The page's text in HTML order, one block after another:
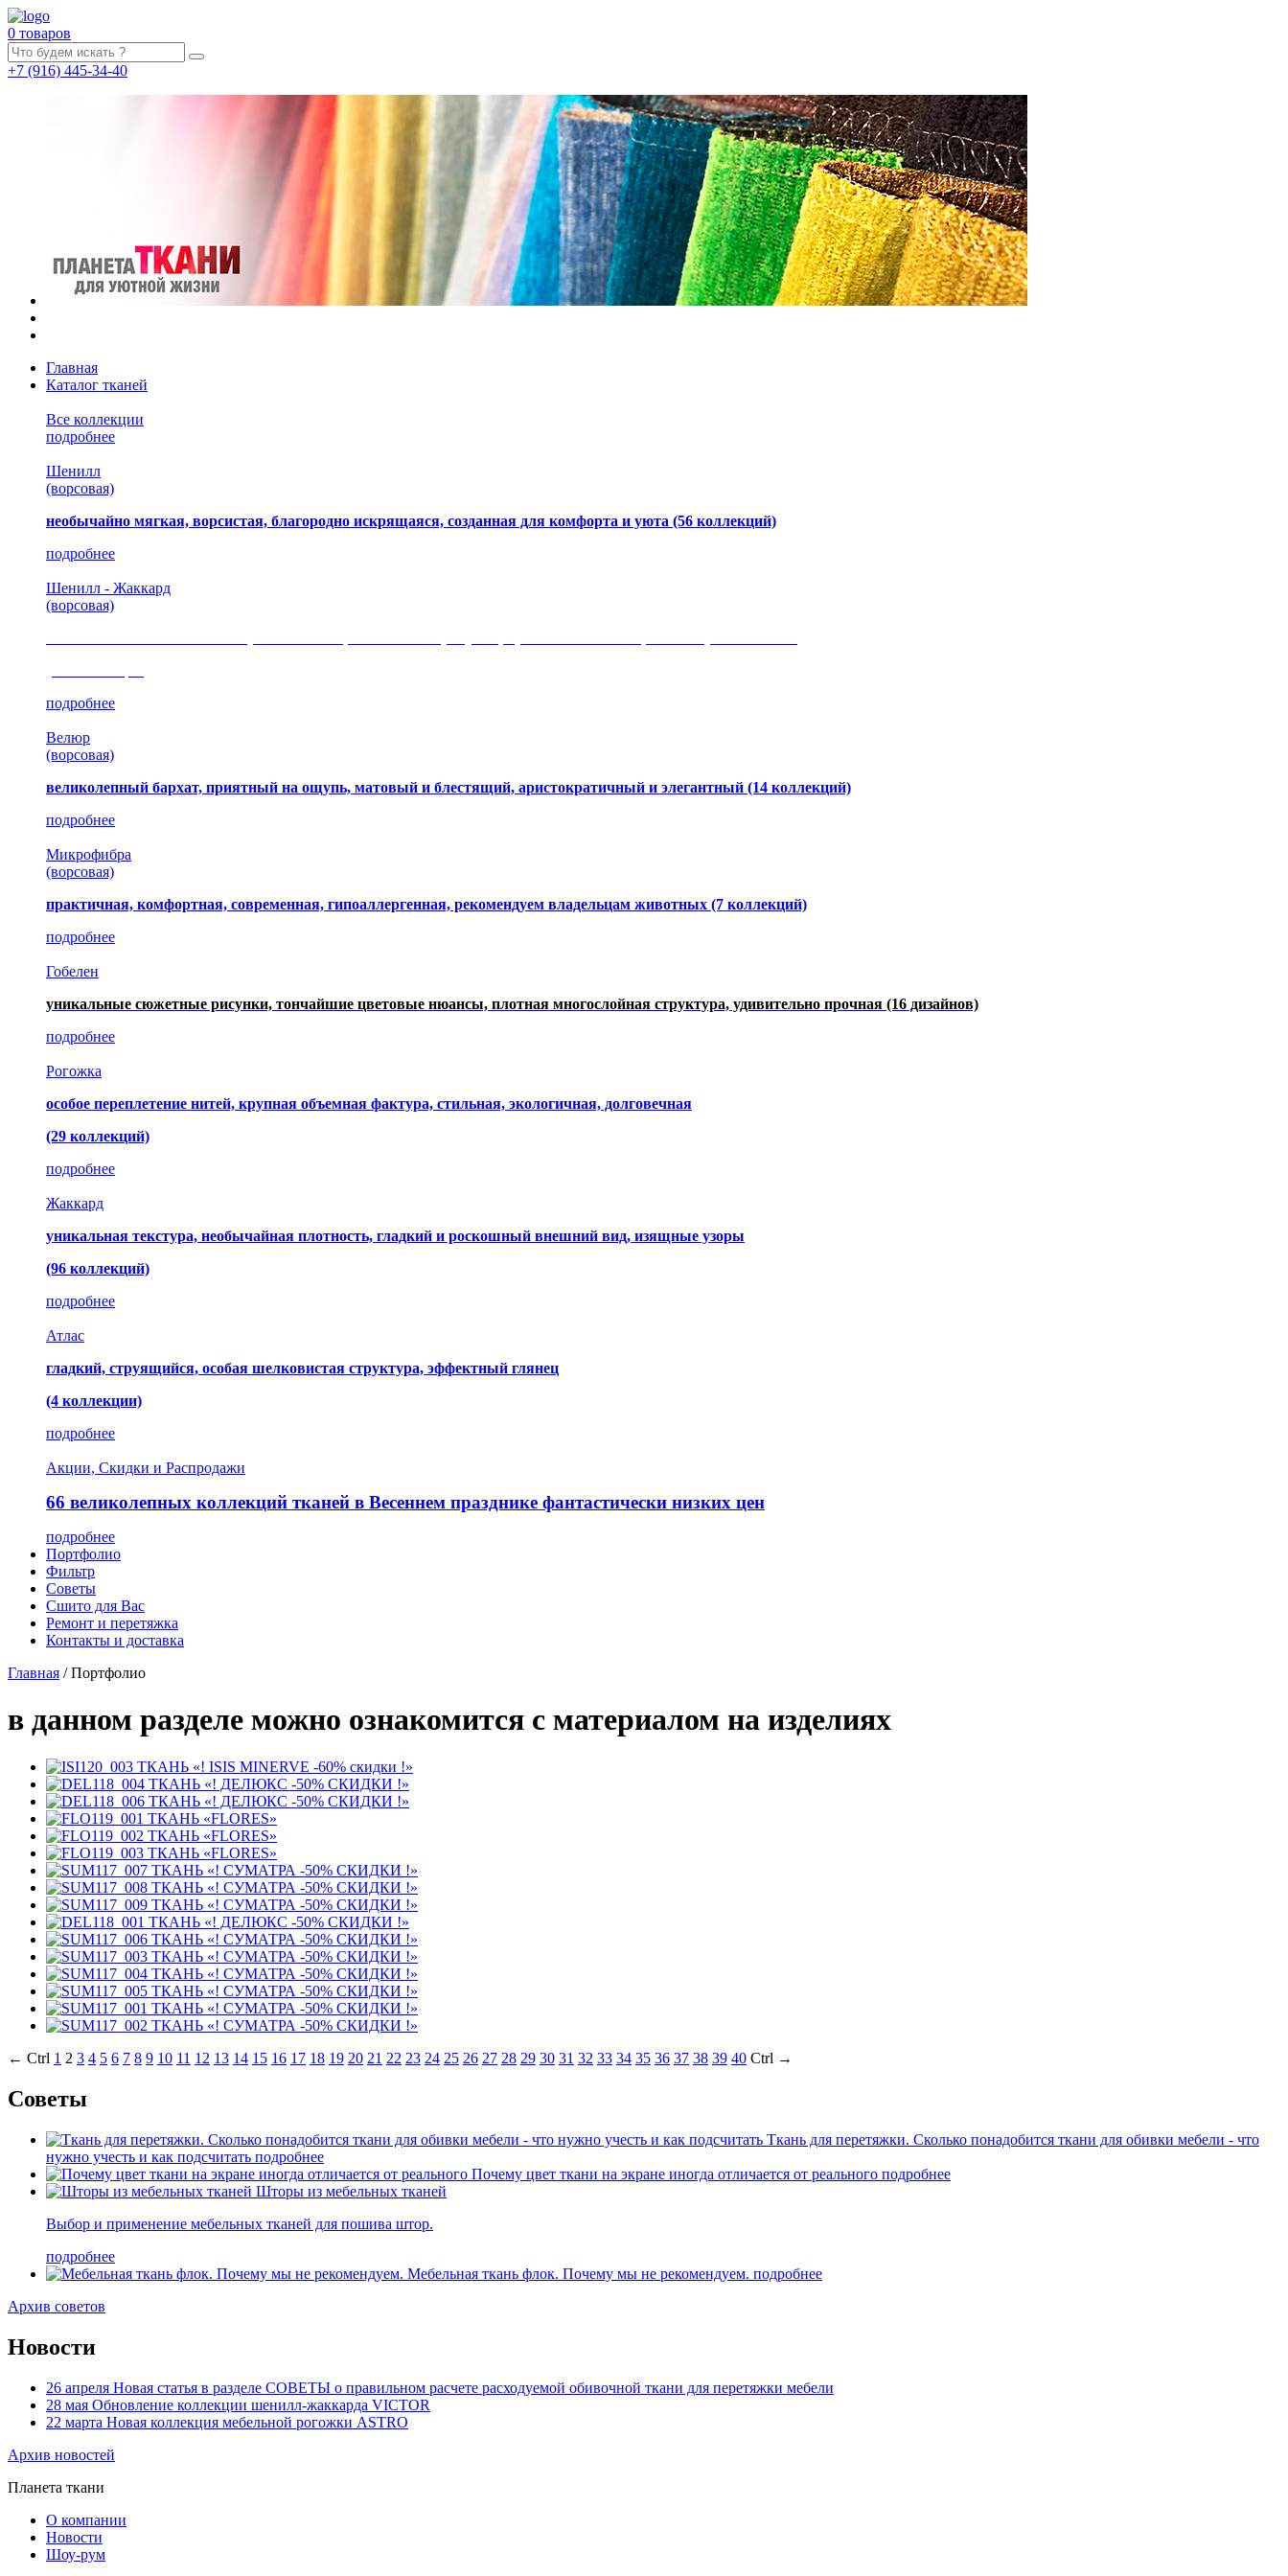
0 товаров
+7 (916) 445-34-40
Главная
Каталог тканей
Все коллекции
подробнее
Шенилл
(ворсовая)
необычайно мягкая, ворсистая, благородно искрящаяся, созданная для комфорта и уюта (56 коллекций)
подробнее
Шенилл - Жаккард
(ворсовая)
подробнее
Велюр
(ворсовая)
великолепный бархат, приятный на ощупь, матовый и блестящий, аристократичный и элегантный (14 коллекций)
подробнее
Микрофибра
(ворсовая)
практичная, комфортная, современная, гипоаллергенная, рекомендуем владельцам животных (7 коллекций)
подробнее
Гобелен
уникальные сюжетные рисунки, тончайшие цветовые нюансы, плотная многослойная структура, удивительно прочная (16 дизайнов)
подробнее
Рогожка
особое переплетение нитей, крупная объемная фактура, стильная, экологичная, долговечная
(29 коллекций)
подробнее
Жаккард
уникальная текстура, необычайная плотность, гладкий и роскошный внешний вид, изящные узоры
(96 коллекций)
подробнее
Атлас
гладкий, струящийся, особая шелковистая структура, эффектный глянец
(4 коллекции)
подробнее
Акции, Скидки и Распродажи
66 великолепных коллекций тканей в Весеннем празднике фантастически низких цен
подробнее
Портфолио
Фильтр
Советы
Сшито для Вас
Ремонт и перетяжка
Контакты и доставка
Главная / Портфолио
в данном разделе можно ознакомится с материалом на изделиях
ТКАНЬ «! ISIS MINERVE -60% скидки !»
ТКАНЬ «! ДЕЛЮКС -50% СКИДКИ !»
ТКАНЬ «! ДЕЛЮКС -50% СКИДКИ !»
ТКАНЬ «FLORES»
ТКАНЬ «FLORES»
ТКАНЬ «FLORES»
ТКАНЬ «! СУМАТРА -50% СКИДКИ !»
ТКАНЬ «! СУМАТРА -50% СКИДКИ !»
ТКАНЬ «! СУМАТРА -50% СКИДКИ !»
ТКАНЬ «! ДЕЛЮКС -50% СКИДКИ !»
ТКАНЬ «! СУМАТРА -50% СКИДКИ !»
ТКАНЬ «! СУМАТРА -50% СКИДКИ !»
ТКАНЬ «! СУМАТРА -50% СКИДКИ !»
ТКАНЬ «! СУМАТРА -50% СКИДКИ !»
ТКАНЬ «! СУМАТРА -50% СКИДКИ !»
ТКАНЬ «! СУМАТРА -50% СКИДКИ !»
← Ctrl 1 2 3 4 5 6 7 8 9 10 11 12 13 14 15 16 17 18 19 20 21 22 23 24 25 26 27 28 29 30 31 32 33 34 35 36 37 38 39 40 Ctrl →
Советы
Ткань для перетяжки. Сколько понадобится ткани для обивки мебели - что
нужно учесть и как подсчитать подробнее
Почему цвет ткани на экране иногда отличается от реального подробнее
Шторы из мебельных тканей
Выбор и применение мебельных тканей для пошива штор.
подробнее
Мебельная ткань флок. Почему мы не рекомендуем. подробнее
Архив советов
Новости
26 апреля Новая статья в разделе СОВЕТЫ о правильном расчете расходуемой обивочной ткани для перетяжки мебели
28 мая Обновление коллекции шенилл-жаккарда VICTOR
22 марта Новая коллекция мебельной рогожки ASTRO
Архив новостей
Планета ткани
О компании
Новости
Шоу-рум